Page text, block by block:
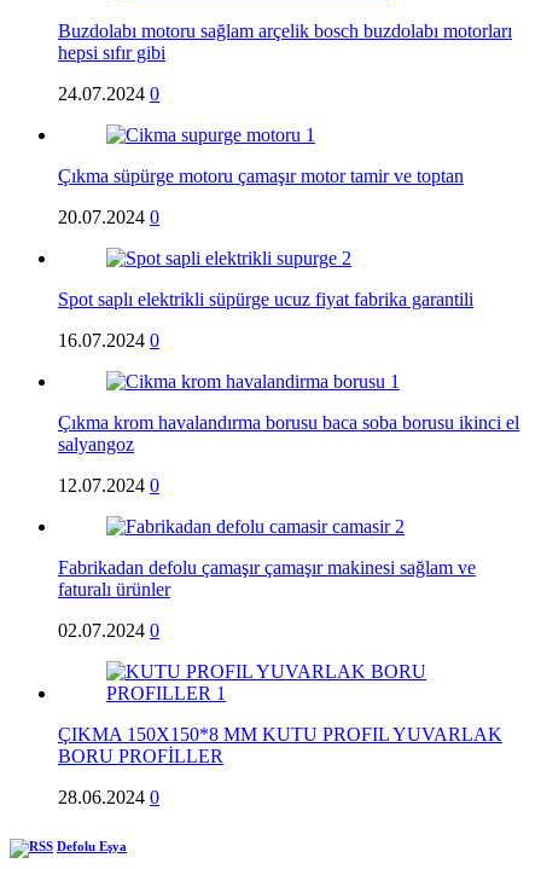
Buzdolabı motoru sağlam arçelik bosch buzdolabı motorları
hepsi sıfır gibi
24.07.2024 0
Çıkma süpürge motoru çamaşır motor tamir ve toptan
20.07.2024 0
Spot saplı elektrikli süpürge ucuz fiyat fabrika garantili
16.07.2024 0
Çıkma krom havalandırma borusu baca soba borusu ikinci el
salyangoz
12.07.2024 0
Fabrikadan defolu çamaşır çamaşır makinesi sağlam ve
faturalı ürünler
02.07.2024 0
ÇIKMA 150X150*8 MM KUTU PROFIL YUVARLAK
BORU PROFİLLER
28.06.2024 0
Defolu Eşya